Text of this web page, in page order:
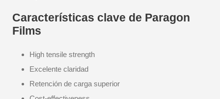
Características clave de Paragon
Films
High tensile strength
Excelente claridad
Retención de carga superior